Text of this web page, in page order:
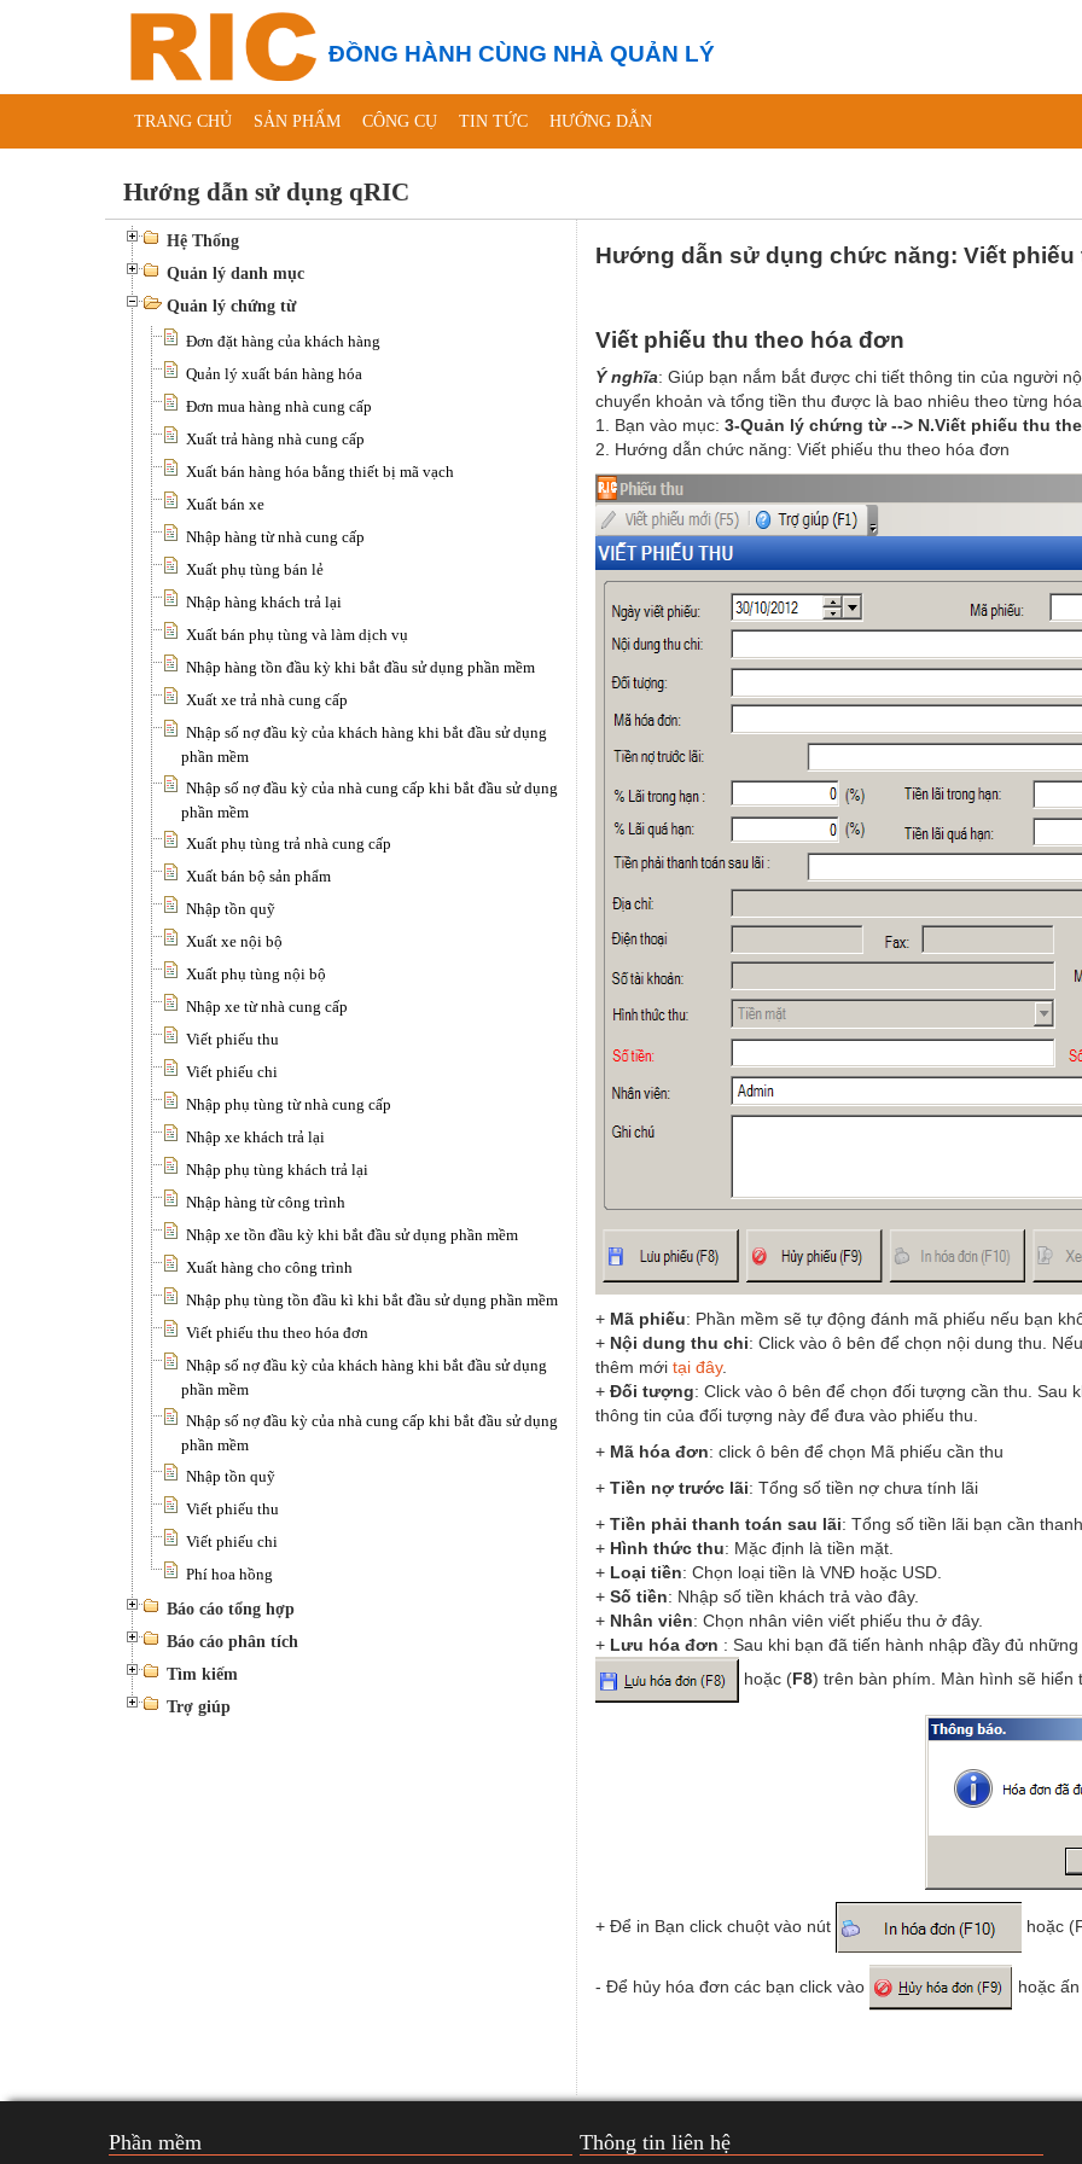
ĐỒNG HÀNH CÙNG NHÀ QUẢN LÝ
TRANG CHỦ SẢN PHẨM CÔNG CỤ TIN TỨC HƯỚNG DẪN
Hướng dẫn sử dụng qRIC
Hệ Thống
Quản lý danh mục
Quản lý chứng từ
Đơn đặt hàng của khách hàng
Quản lý xuất bán hàng hóa
Đơn mua hàng nhà cung cấp
Xuất trả hàng nhà cung cấp
Xuất bán hàng hóa bằng thiết bị mã vạch
Xuất bán xe
Nhập hàng từ nhà cung cấp
Xuất phụ tùng bán lẻ
Nhập hàng khách trả lại
Xuất bán phụ tùng và làm dịch vụ
Nhập hàng tồn đầu kỳ khi bắt đầu sử dụng phần mềm
Xuất xe trả nhà cung cấp
Nhập số nợ đầu kỳ của khách hàng khi bắt đầu sử dụng
phần mềm
Nhập số nợ đầu kỳ của nhà cung cấp khi bắt đầu sử dụng
phần mềm
Xuất phụ tùng trả nhà cung cấp
Xuất bán bộ sản phẩm
Nhập tồn quỹ
Xuất xe nội bộ
Xuất phụ tùng nội bộ
Nhập xe từ nhà cung cấp
Viết phiếu thu
Viết phiếu chi
Nhập phụ tùng từ nhà cung cấp
Nhập xe khách trả lại
Nhập phụ tùng khách trả lại
Nhập hàng từ công trình
Nhập xe tồn đầu kỳ khi bắt đầu sử dụng phần mềm
Xuất hàng cho công trình
Nhập phụ tùng tồn đầu kì khi bắt đầu sử dụng phần mềm
Viết phiếu thu theo hóa đơn
Nhập số nợ đầu kỳ của khách hàng khi bắt đầu sử dụng
phần mềm
Nhập số nợ đầu kỳ của nhà cung cấp khi bắt đầu sử dụng
phần mềm
Nhập tồn quỹ
Viết phiếu thu
Viết phiếu chi
Phí hoa hồng
Báo cáo tổng hợp
Báo cáo phân tích
Tìm kiếm
Trợ giúp
Hướng dẫn sử dụng chức năng: Viết phiếu
Viết phiếu thu theo hóa đơn
Ý nghĩa: Giúp bạn nắm bắt được chi tiết thông tin của người
chuyển khoản và tổng tiền thu được là bao nhiêu theo từng
1. Bạn vào mục: 3-Quản lý chứng từ --> N.Viết phiếu thu
2. Hướng dẫn chức năng: Viết phiếu thu theo hóa đơn
+ Mã phiếu: Phần mềm sẽ tự động đánh mã phiếu nếu bạn
+ Nội dung thu chi: Click vào ô bên để chọn nội dung thu.
thêm mới tại đây.
+ Đối tượng: Click vào ô bên để chọn đối tượng cần thu. Sau
thông tin của đối tượng này để đưa vào phiếu thu.
+ Mã hóa đơn: click ô bên để chọn Mã phiếu cần thu
+ Tiền nợ trước lãi: Tổng số tiền nợ chưa tính lãi
+ Tiền phải thanh toán sau lãi: Tổng số tiền lãi bạn cần
+ Hình thức thu: Mặc định là tiền mặt.
+ Loại tiền: Chọn loại tiền là VNĐ hoặc USD.
+ Số tiền: Nhập số tiền khách trả vào đây.
+ Nhân viên: Chọn nhân viên viết phiếu thu ở đây.
+ Lưu hóa đơn : Sau khi bạn đã tiến hành nhập đầy đủ
hoặc (F8) trên bàn phím. Màn hình sẽ hiển
+ Để in Bạn click chuột vào nút hoặc
- Để hủy hóa đơn các bạn click vào hoặc
Phần mềm Thông tin liên hệ